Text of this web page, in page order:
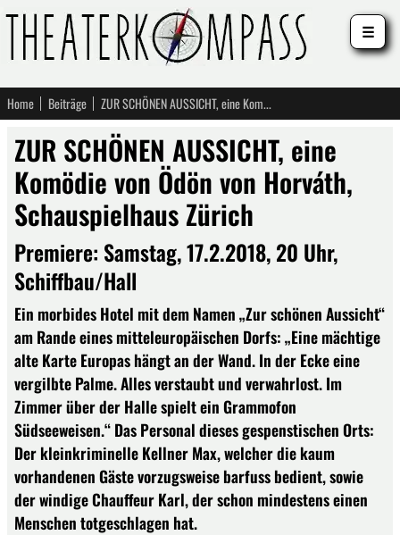
Home Beiträge ZUR SCHÖNEN AUSSICHT, eine Komödie von Ödön von Horváth, Schauspielhaus Zürich
ZUR SCHÖNEN AUSSICHT, eine
Komödie von Ödön von Horváth,
Schauspielhaus Zürich
Premiere: Samstag, 17.2.2018, 20 Uhr,
Schiffbau/Hall
Ein morbides Hotel mit dem Namen „Zur schönen Aussicht“
am Rande eines mitteleuropäischen Dorfs: „Eine mächtige
alte Karte Europas hängt an der Wand. In der Ecke eine
vergilbte Palme. Alles verstaubt und verwahrlost. Im
Zimmer über der Halle spielt ein Grammofon
Südseeweisen.“ Das Personal dieses gespenstischen Orts:
Der kleinkriminelle Kellner Max, welcher die kaum
vorhandenen Gäste vorzugsweise barfuss bedient, sowie
der windige Chauffeur Karl, der schon mindestens einen
Menschen totgeschlagen hat.
☰